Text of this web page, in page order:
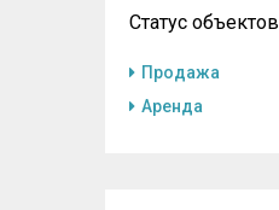
Статус объектов
Продажа
Аренда